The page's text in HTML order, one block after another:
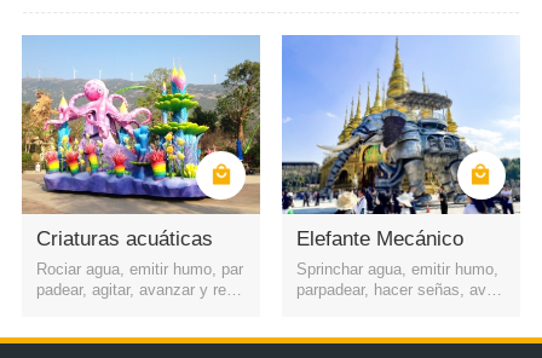
Criaturas acuáticas
Rociar agua, emitir humo, par
padear, agitar, avanzar y retro
Elefante Mecánico
Sprinchar agua, emitir humo,
parpadear, hacer señas, avan